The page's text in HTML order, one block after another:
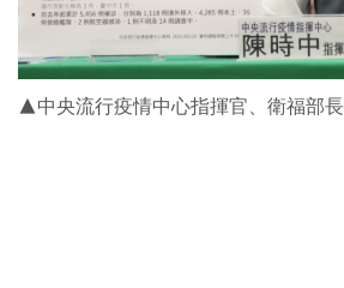
▲中央流行疫情中心指揮官、衛福部長